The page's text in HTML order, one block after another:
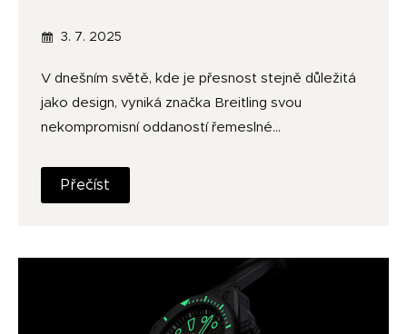
3. 7. 2025
V dnešním světě, kde je přesnost stejně důležitá
jako design, vyniká značka Breitling svou
nekompromisní oddaností řemeslné…
Přečíst